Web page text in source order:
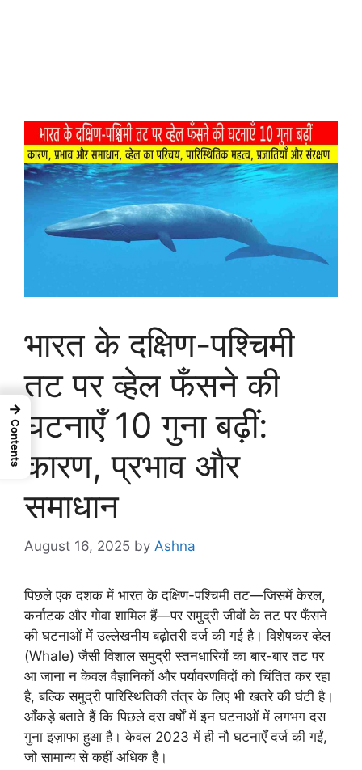
भारत के दक्षिण-पश्चिमी
तट पर व्हेल फँसने की
घटनाएँ 10 गुना बढ़ीं:
कारण, प्रभाव और
समाधान
August 16, 2025 by Ashna
पिछले एक दशक में भारत के दक्षिण-पश्चिमी तट—जिसमें केरल,
कर्नाटक और गोवा शामिल हैं—पर समुद्री जीवों के तट पर फँसने
की घटनाओं में उल्लेखनीय बढ़ोतरी दर्ज की गई है। विशेषकर व्हेल
(Whale) जैसी विशाल समुद्री स्तनधारियों का बार-बार तट पर
आ जाना न केवल वैज्ञानिकों और पर्यावरणविदों को चिंतित कर रहा
है, बल्कि समुद्री पारिस्थितिकी तंत्र के लिए भी खतरे की घंटी है।
आँकड़े बताते हैं कि पिछले दस वर्षों में इन घटनाओं में लगभग दस
गुना इज़ाफा हुआ है। केवल 2023 में ही नौ घटनाएँ दर्ज की गईं,
जो सामान्य से कहीं अधिक है।
→
Contents